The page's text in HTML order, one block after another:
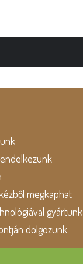
megkaphat
gyártunk
dolgozunk